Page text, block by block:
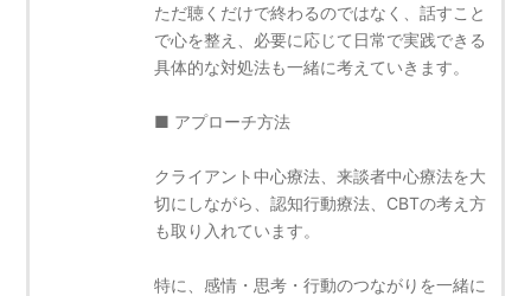
ただ聴くだけで終わるのではなく、話すこと
で心を整え、必要に応じて日常で実践できる
具体的な対処法も一緒に考えていきます。
■ アプローチ方法
クライアント中心療法、来談者中心療法を大
切にしながら、認知行動療法、CBTの考え方
も取り入れています。
特に、感情・思考・行動のつながりを一緒に